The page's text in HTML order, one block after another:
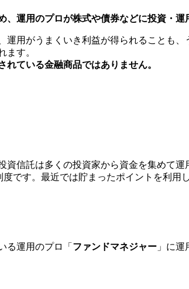
、運用のプロが株式や債券などに投資・
用がうまくいき利益が得られることも
ます。
れている金融商品ではありません。
信託は多くの投資家から資金を集めて
です。最近では貯まったポイントを利用
る運用のプロ「 ファンドマネジャー 」に運